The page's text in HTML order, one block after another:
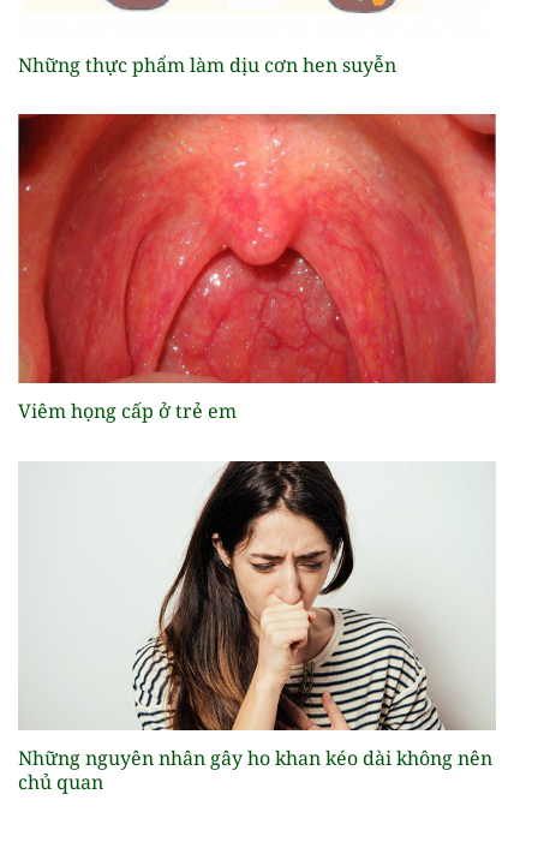
Những thực phẩm làm dịu cơn hen suyễn
Viêm họng cấp ở trẻ em
Những nguyên nhân gây ho khan kéo dài không nên
chủ quan